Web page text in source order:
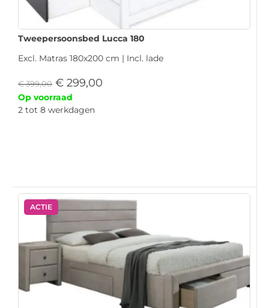
Tweepersoonsbed Lucca 180
Excl. Matras 180x200 cm | Incl. lade
€399,00 € 299,00
Op voorraad
2 tot 8 werkdagen
ACTIE